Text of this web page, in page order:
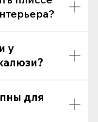
у
для